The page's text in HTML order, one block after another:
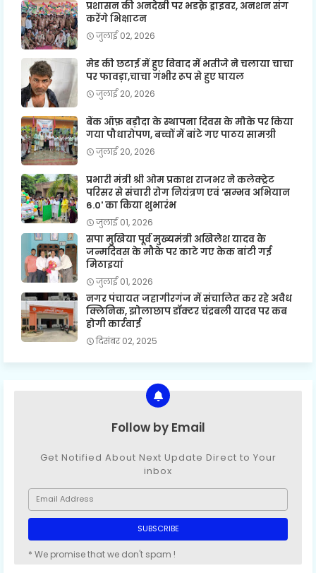
प्रशासन की अनदेखी पर भडक़े ड्राइवर, अनशन संग
करेंगे भिक्षाटन
जुलाई 02, 2026
मेड की छटाई में हुए विवाद में भतीजे ने चलाया चाचा
पर फावड़ा,चाचा गंभीर रूप से हुए घायल
जुलाई 20, 2026
बैंक ऑफ़ बड़ौदा के स्थापना दिवस के मौके पर किया
गया पौधारोपण, बच्चों में बांटे गए पाठय सामग्री
जुलाई 20, 2026
प्रभारी मंत्री श्री ओम प्रकाश राजभर ने कलेक्ट्रेट
परिसर से संचारी रोग नियंत्रण एवं 'सम्भव अभियान
6.0' का किया शुभारंभ
जुलाई 01, 2026
सपा मुखिया पूर्व मुख्यमंत्री अखिलेश यादव के
जन्मदिवस के मौके पर काटे गए केक बांटी गई
मिठाइयां
जुलाई 01, 2026
नगर पंचायत जहागीरगंज में संचालित कर रहे अवैध
क्लिनिक, झोलाछाप डॉक्टर चंद्रबली यादव पर कब
होगी कार्रवाई
दिसंबर 02, 2025
Follow by Email
Get Notified About Next Update Direct to Your
inbox
* We promise that we don't spam !